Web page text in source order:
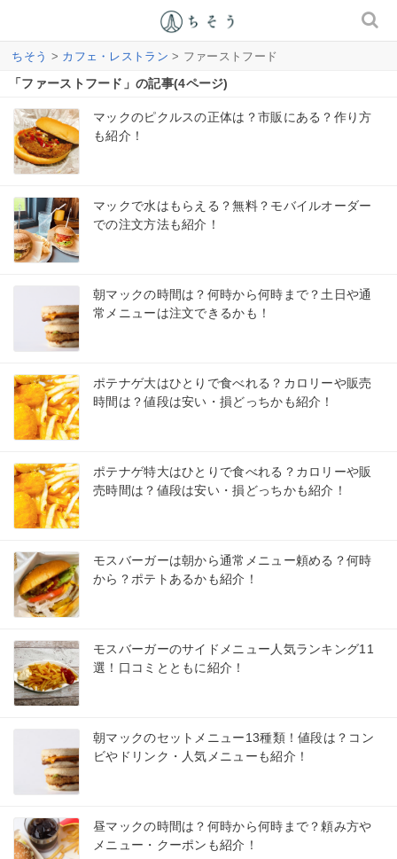
ちそう > カフェ・レストラン > ファーストフード
「ファーストフード」の記事(4ページ)
マックのピクルスの正体は？市販にある？作り方
も紹介！
マックで水はもらえる？無料？モバイルオーダー
での注文方法も紹介！
朝マックの時間は？何時から何時まで？土日や通
常メニューは注文できるかも！
ポテナゲ大はひとりで食べれる？カロリーや販売
時間は？値段は安い・損どっちかも紹介！
ポテナゲ特大はひとりで食べれる？カロリーや販
売時間は？値段は安い・損どっちかも紹介！
モスバーガーは朝から通常メニュー頼める？何時
から？ポテトあるかも紹介！
モスバーガーのサイドメニュー人気ランキング11
選！口コミとともに紹介！
朝マックのセットメニュー13種類！値段は？コン
ビやドリンク・人気メニューも紹介！
昼マックの時間は？何時から何時まで？頼み方や
メニュー・クーポンも紹介！